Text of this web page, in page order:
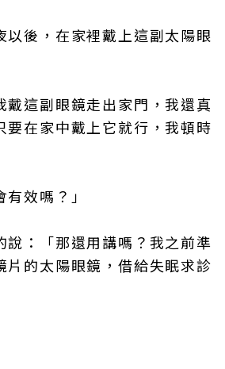
以後，在家裡戴上這副太陽眼
戴這副眼鏡走出家門，我還真
要在家中戴上它就行，我頓時
有效嗎？」
說：「那還用講嗎？我之前準
片的太陽眼鏡，借給失眠求診